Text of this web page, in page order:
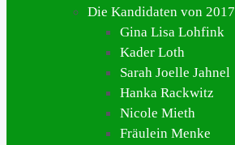
Die Kandidaten von 2017
Gina Lisa Lohfink
Kader Loth
Sarah Joelle Jahnel
Hanka Rackwitz
Nicole Mieth
Fräulein Menke